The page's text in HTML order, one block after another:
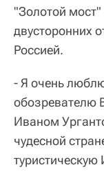
"Золотой мост"
двусторонних
Россией.
- Я очень
обозревателю
Иваном
чудесной